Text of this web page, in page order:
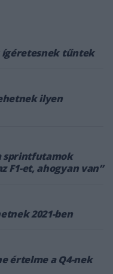
ígéretesnek tűntek
ilyen
sprintfutamok
F1-et, ahogyan van”
2021-ben
értelme a Q4-nek